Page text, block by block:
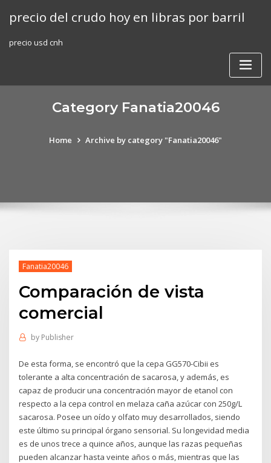
precio del crudo hoy en libras por barril
precio usd cnh
Category Fanatia20046
Home Archive by category "Fanatia20046"
Fanatia20046
Comparación de vista
comercial
by Publisher
De esta forma, se encontró que la cepa GG570-Cibii es
tolerante a alta concentración de sacarosa, y además, es
capaz de producir una concentración mayor de etanol con
respecto a la cepa control en melaza caña azúcar con 250g/L
sacarosa. Posee un oído y olfato muy desarrollados, siendo
este último su principal órgano sensorial. Su longevidad media
es de unos trece a quince años, aunque las razas pequeñas
pueden alcanzar hasta veinte años o más, mientras que las